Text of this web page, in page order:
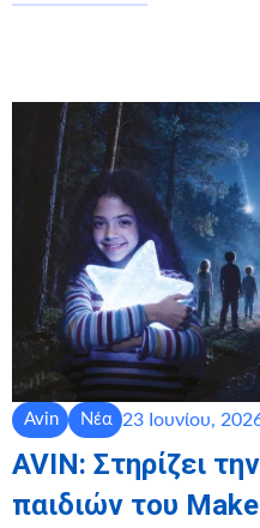
Avin Νέα 23 Ιουνίου,
AVIN: Στηρίζει
παιδιών του